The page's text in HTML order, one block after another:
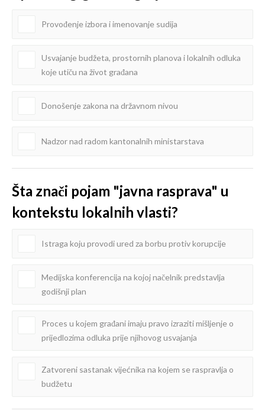
Provođenje izbora i imenovanje sudija
Usvajanje budžeta, prostornih planova i lokalnih odluka
koje utiču na život građana
Donošenje zakona na državnom nivou
Nadzor nad radom kantonalnih ministarstava
Šta znači pojam "javna rasprava" u
kontekstu lokalnih vlasti?
Istraga koju provodi ured za borbu protiv korupcije
Medijska konferencija na kojoj načelnik predstavlja
godišnji plan
Proces u kojem građani imaju pravo izraziti mišljenje o
prijedlozima odluka prije njihovog usvajanja
Zatvoreni sastanak vijećnika na kojem se raspravlja o
budžetu